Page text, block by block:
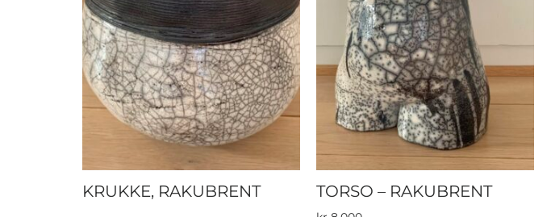
KRUKKE, RAKUBRENT TORSO – RAKUBRENT